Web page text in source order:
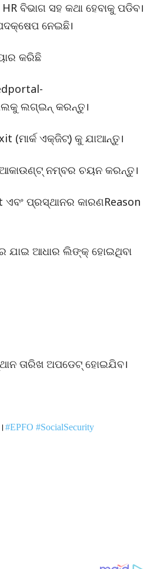
ବିଭାଗ ସହ କଥା ହେବାକୁ ପଡିବ।
ନେଇଛି।
କରିଛି
ଲଗ୍ଇନ୍ କରନ୍ତୁ।
(ମାର୍କ ଏକ୍ଜିଟ୍) କୁ ଯାଆନ୍ତୁ।
ଆକାଉଣ୍ଟ୍ ନମ୍ବର ଚୟନ କରନ୍ତୁ।
ଏବଂ ପ୍ରସ୍ଥାନର କାରଣReason
ଯାଇ ଆଧାର ଲିଙ୍କ୍ ହୋଇଥିବା
ତାରିଖ ଅପଡେଟ୍ ହୋଇଯିବ।
#EPFO #SocialSecurity